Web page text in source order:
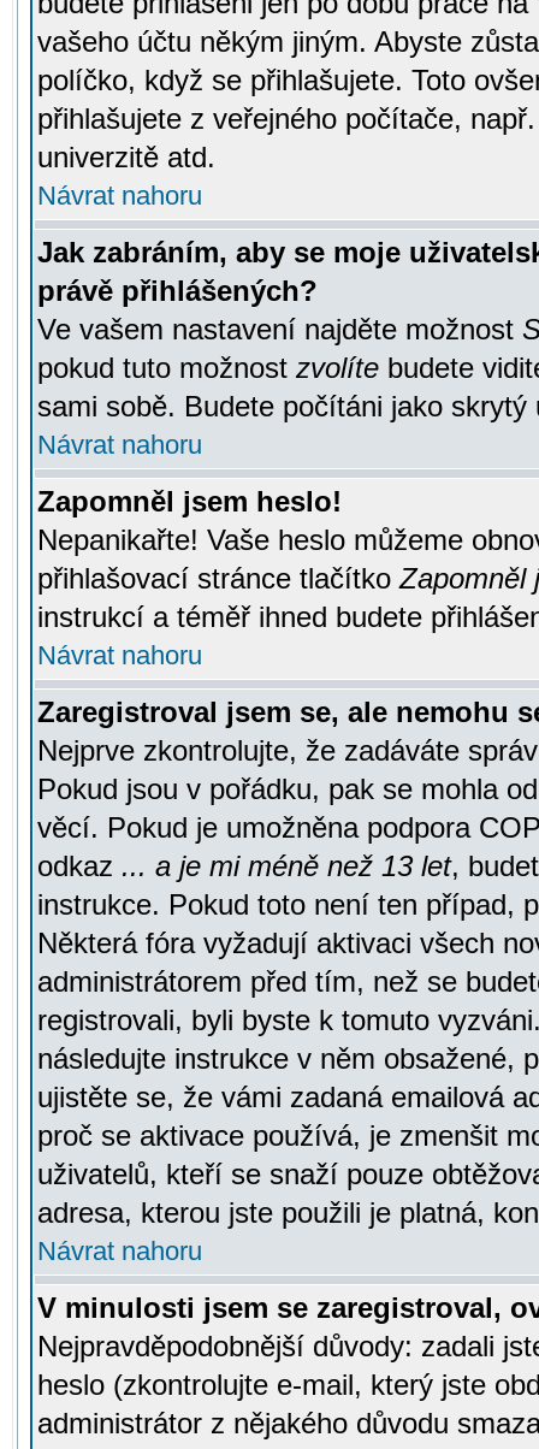
vašeho účtu někým jiným. Abyste
políčko, když se přihlašujete. Toto
přihlašujete z veřejného počítače,
univerzitě atd.
Návrat nahoru
Jak zabráním, aby se moje
právě přihlášených?
Ve vašem nastavení najděte možnost
pokud tuto možnost zvolíte budete
sami sobě. Budete počítáni jako skrytý
Návrat nahoru
Zapomněl jsem heslo!
Nepanikařte! Vaše heslo můžeme
přihlašovací stránce tlačítkoZapomněl
instrukcí a téměř ihned budete
Návrat nahoru
Zaregistroval jsem se, ale nemohu
Nejprve zkontrolujte, že zadáváte
Pokud jsou v pořádku, pak se mohla
věcí. Pokud je umožněna podpora
odkaz ... a je mi méně než 13 let,
instrukce. Pokud toto není ten případ,
Některá fóra vyžadují aktivaci všech
administrátorem před tím, než se
registrovali, byli byste k tomuto
následujte instrukce v něm obsažené,
ujistěte se, že vámi zadaná emailová
proč se aktivace používá, je zmenšit
uživatelů, kteří se snaží pouze
adresa, kterou jste použili je platná,
Návrat nahoru
V minulosti jsem se zaregistroval,
Nejpravděpodobnější důvody: zadali
heslo (zkontrolujte e-mail, který jste
administrátor z nějakého důvodu